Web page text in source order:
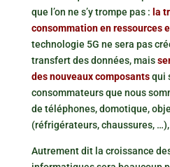
que l’on ne s’y trompe pas : la
consommation en ressources
technologie 5G ne sera pas
transfert des données, mais
des nouveaux composantsqui
consommateurs que nous
de téléphones, domotique,
(réfrigérateurs, chaussures,
Autrement dit la croissance